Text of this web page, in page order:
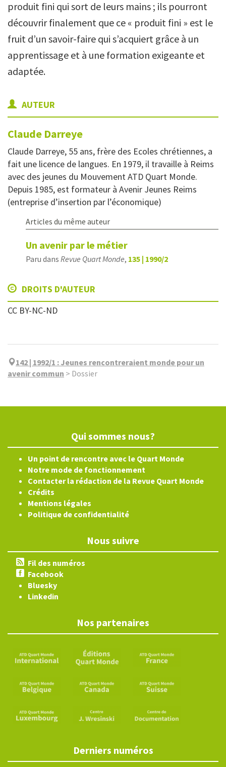
produit fini qui sort de leurs mains ; ils pourront
découvrir finalement que ce « produit fini » est le
fruit d’un savoir-faire qui s’acquiert grâce à un
apprentissage et à une formation exigeante et
adaptée.
AUTEUR
Claude Darreye
Claude Darreye, 55 ans, frère des Ecoles chrétiennes, a
fait une licence de langues. En 1979, il travaille à Reims
avec des jeunes du Mouvement ATD Quart Monde.
Depuis 1985, est formateur à Avenir Jeunes Reims
(entreprise d’insertion par l’économique)
Articles du même auteur
Un avenir par le métier
Paru dans Revue Quart Monde, 135 | 1990/2
DROITS D'AUTEUR
CC BY-NC-ND
142 | 1992/1 : Jeunes rencontreraient monde pour un
avenir commun > Dossier
Qui sommes nous?
Un point de rencontre avec le Quart Monde
Notre mode de fonctionnement
Contacter la rédaction de la Revue Quart Monde
Crédits
Mentions légales
Politique de confidentialité
Nous suivre
Fil des numéros
Facebook
Bluesky
Linkedin
Nos partenaires
Derniers numéros